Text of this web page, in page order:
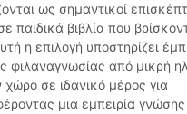
ως σημαντικοί
παιδικά βιβλία που
η επιλογή υποστηρίζει
φιλαναγνωσίας από μικρή
χώρο σε ιδανικό μέρος για
μια εμπειρία γνώσης